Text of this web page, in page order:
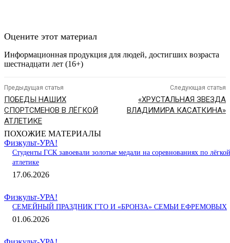
Оцените этот материал
Информационная продукция для людей, достигших возраста
шестнадцати лет (16+)
Предыдущая статья
ПОБЕДЫ НАШИХ
СПОРТСМЕНОВ В ЛЁГКОЙ
АТЛЕТИКЕ
Следующая статья
«ХРУСТАЛЬНАЯ ЗВЕЗДА
ВЛАДИМИРА КАСАТКИНА»
ПОХОЖИЕ МАТЕРИАЛЫ
Физкульт-УРА!
Студенты ГСК завоевали золотые медали на соревнованиях по лёгкой
атлетике
17.06.2026
Физкульт-УРА!
СЕМЕЙНЫЙ ПРАЗДНИК ГТО И «БРОНЗА» СЕМЬИ ЕФРЕМОВЫХ
01.06.2026